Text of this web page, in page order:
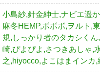
小島紗,針金紳士,ナビエ遥
麻冬HEMP,ボボボ,ヲルト,
規,しっかり者のタカシく
崎,ぴよぴよ,さつきあしゃ,
之,hiyocco,よこはまインカ,